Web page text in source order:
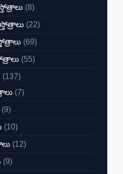
(8)
(22)
(69)
(55)
(137)
(7)
(9)
(10)
(12)
(9)